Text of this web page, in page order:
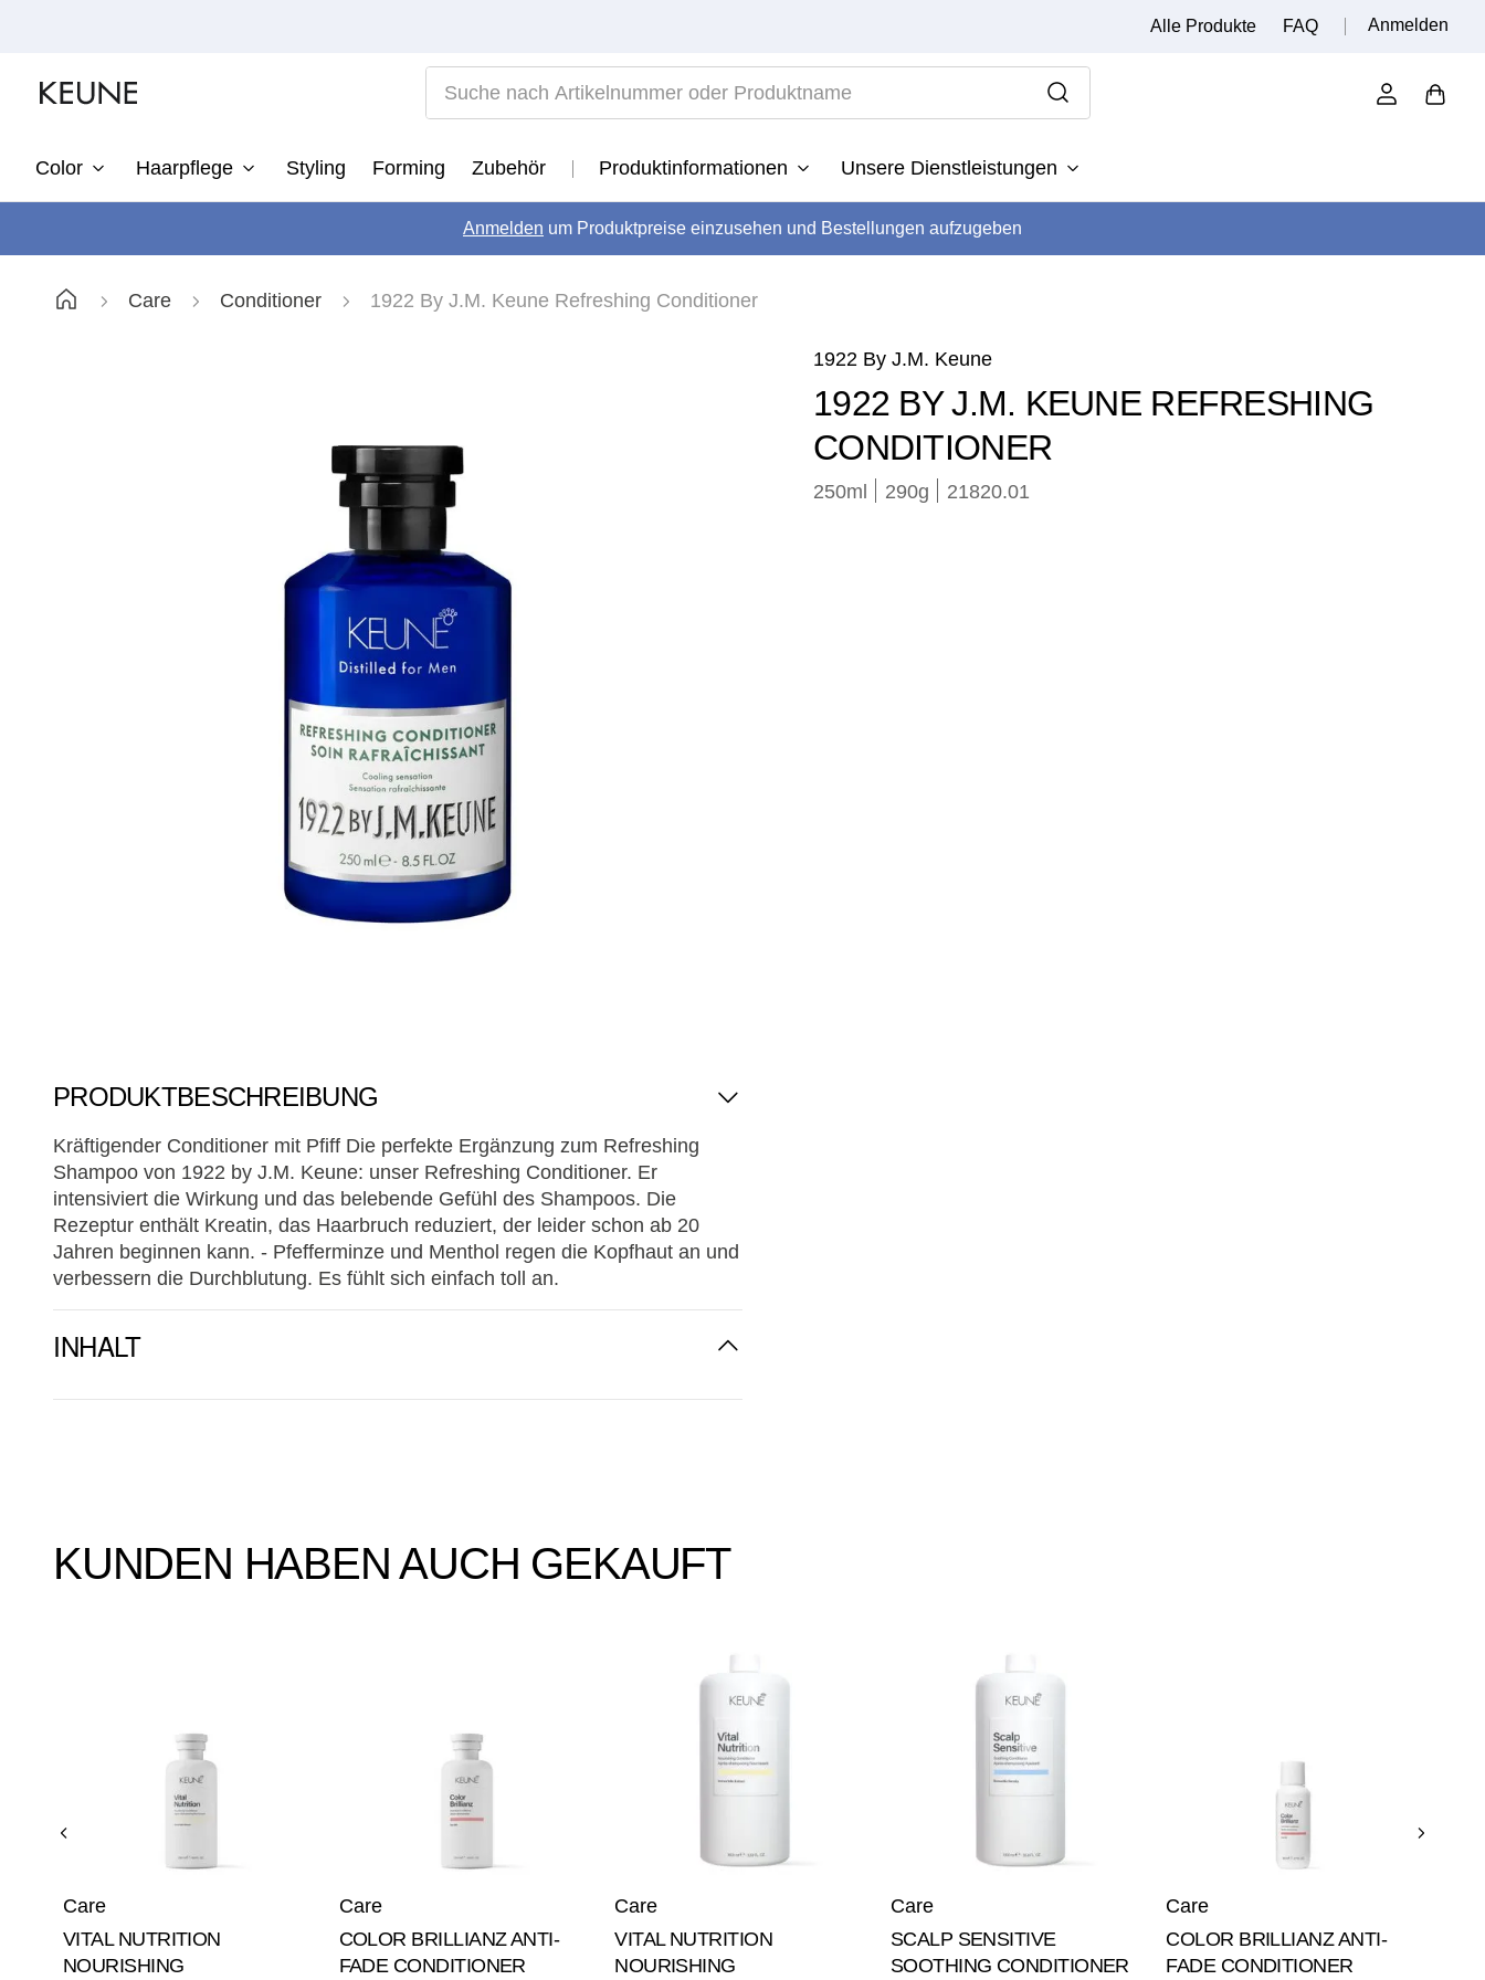
Alle Produkte FAQ Anmelden
Color Haarpflege Styling Forming Zubehör Produktinformationen Unsere Dienstleistungen
Anmelden um Produktpreise einzusehen und Bestellungen aufzugeben
Care Conditioner 1922 By J.M. Keune Refreshing Conditioner
PRODUKTBESCHREIBUNG
Kräftigender Conditioner mit Pfiff Die perfekte Ergänzung zum Refreshing
Shampoo von 1922 by J.M. Keune: unser Refreshing Conditioner. Er
intensiviert die Wirkung und das belebende Gefühl des Shampoos. Die
Rezeptur enthält Kreatin, das Haarbruch reduziert, der leider schon ab 20
Jahren beginnen kann. - Pfefferminze und Menthol regen die Kopfhaut an und
verbessern die Durchblutung. Es fühlt sich einfach toll an.
INHALT
1922 By J.M. Keune
1922 BY J.M. KEUNE REFRESHING
CONDITIONER
250ml 290g 21820.01
KUNDEN HABEN AUCH GEKAUFT
Care
VITAL NUTRITION
NOURISHING
Care
COLOR BRILLIANZ ANTI-
FADE CONDITIONER
Care
VITAL NUTRITION
NOURISHING
Care
SCALP SENSITIVE
SOOTHING CONDITIONER
Care
COLOR BRILLIANZ ANTI-
FADE CONDITIONER
TOP SEARCHES
2. vital
4 . velvet